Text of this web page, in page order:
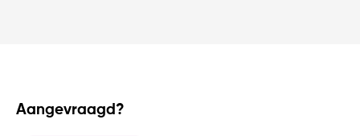
Aangevraagd?